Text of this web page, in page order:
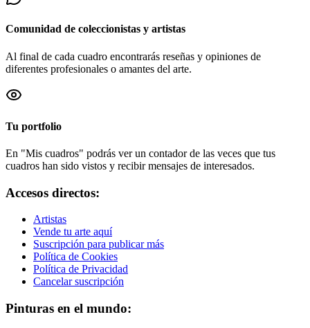
Comunidad de coleccionistas y artistas
Al final de cada cuadro encontrarás reseñas y opiniones de
diferentes profesionales o amantes del arte.
Tu portfolio
En "Mis cuadros" podrás ver un contador de las veces que tus
cuadros han sido vistos y recibir mensajes de interesados.
Accesos directos:
Artistas
Vende tu arte aquí
Suscripción para publicar más
Política de Cookies
Política de Privacidad
Cancelar suscripción
Pinturas en el mundo: